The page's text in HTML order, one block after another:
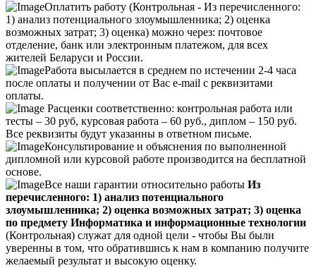
Оплатить работу (Контрольная - Из перечисленного:
1) анализ потенциального злоумышленника; 2) оценка
возможных затрат; 3) оценка) можно через: почтовое
отделение, банк или электронным платежом, для всех
жителей Беларуси и России.
Работа высылается в среднем по истечении 2-4 часа
после оплаты и получении от Вас e-mail с реквизитами
оплаты.
Расценки соответственно: контрольная работа или
тесты – 30 руб, курсовая работа – 60 руб., диплом – 150 руб.
Все реквизиты будут указанны в ответном письме.
Консультирование и объяснения по выполненной
дипломной или курсовой работе производится на бесплатной
основе.
Все наши гарантии относительно работы Из
перечисленного: 1) анализ потенциального
злоумышленника; 2) оценка возможных затрат; 3) оценка
по предмету Информатика и информационные технологии
(Контрольная) служат для одной цели - чтобы Вы были
уверенны в том, что обратившись к нам в компанию получите
желаемый результат и высокую оценку.